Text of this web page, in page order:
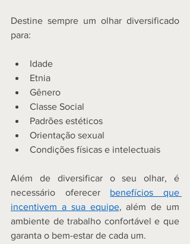
Destine sempre um olhar diversificado
para:
Idade
Etnia
Gênero
Classe Social
Padrões estéticos
Orientação sexual
Condições físicas e intelectuais
Além de diversificar o seu olhar, é
necessário oferecer benefícios que
incentivem a sua equipe, além de um
ambiente de trabalho confortável e que
garanta o bem-estar de cada um.